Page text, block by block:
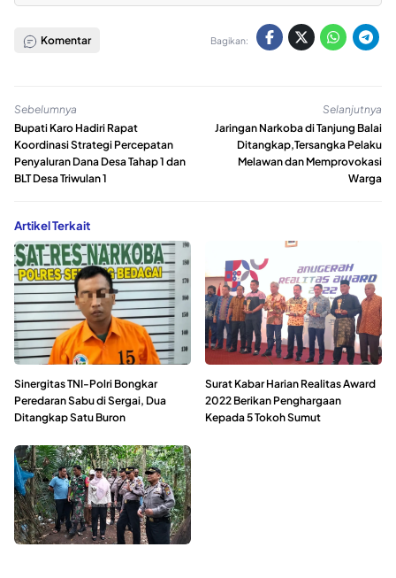
Komentar Bagikan:
Sebelumnya
Bupati Karo Hadiri Rapat
Koordinasi Strategi Percepatan
Penyaluran Dana Desa Tahap 1 dan
BLT Desa Triwulan 1
Selanjutnya
Jaringan Narkoba di Tanjung Balai
Ditangkap,Tersangka Pelaku
Melawan dan Memprovokasi
Warga
Artikel Terkait
Sinergitas TNI-Polri Bongkar
Peredaran Sabu di Sergai, Dua
Ditangkap Satu Buron
Surat Kabar Harian Realitas Award
2022 Berikan Penghargaan
Kepada 5 Tokoh Sumut